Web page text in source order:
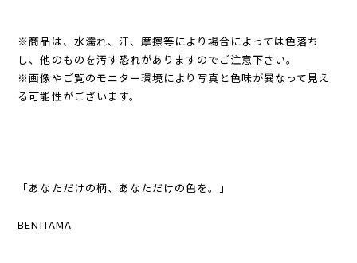
※商品は、水濡れ、汗、摩擦等により場合によっては色落ち
し、他のものを汚す恐れがありますのでご注意下さい。
※画像やご覧のモニター環境により写真と色味が異なって見え
る可能性がございます。
「あなただけの柄、あなただけの色を。」
BENITAMA